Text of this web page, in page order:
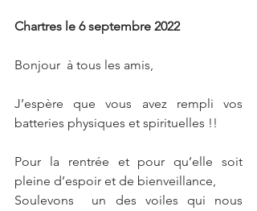
Chartres le 6 septembre 2022
Bonjour  à tous les amis,
J’espère que vous avez rempli vos
batteries physiques et spirituelles !!
Pour la rentrée et pour qu’elle soit
pleine d’espoir et de bienveillance,
Soulevons  un des voiles qui nous